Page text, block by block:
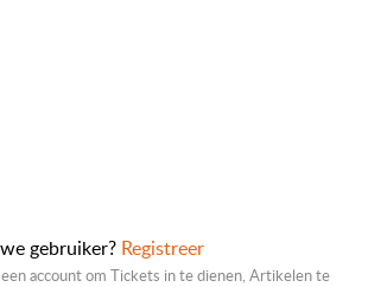
gebruiker? Registreer
account om Tickets in te dienen, Artikelen te